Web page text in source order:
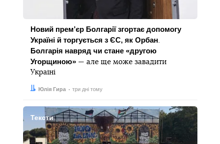
Новий прем’єр Болгарії згортає допомогу
Україні й торгується з ЄС, як Орбан
Болгарія навряд чи стане «другою
Угорщиною» — але ще може завадити
Україні
Автор:
Юлія Гира
Дата: три дні тому
Тексти